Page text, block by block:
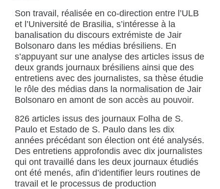
Son travail, réalisée en co-direction entre l’ULB
et l’Université de Brasilia, s’intéresse à la
banalisation du discours extrémiste de Jair
Bolsonaro dans les médias brésiliens. En
s’appuyant sur une analyse des articles issus de
deux grands journaux brésiliens ainsi que des
entretiens avec des journalistes, sa thèse étudie
le rôle des médias dans la normalisation de Jair
Bolsonaro en amont de son accès au pouvoir.
826 articles issus des journaux Folha de S.
Paulo et Estado de S. Paulo dans les dix
années précédant son élection ont été analysés.
Des entretiens approfondis avec dix journalistes
qui ont travaillé dans les deux journaux étudiés
ont été menés, afin d’identifier leurs routines de
travail et le processus de production